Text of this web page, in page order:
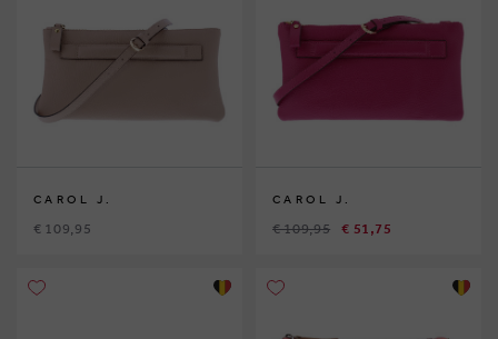
CAROL J.
€ 109,95
CAROL J.
€ 109,95 € 51,75